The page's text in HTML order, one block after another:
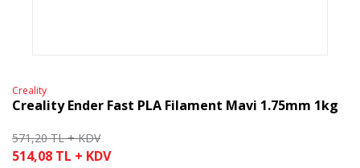
Creality
Creality Ender Fast PLA Filament Mavi 1.75mm 1kg
571,20 TL + KDV
514,08 TL + KDV